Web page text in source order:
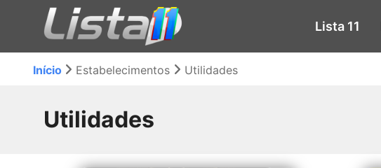
Lista 11
Início Estabelecimentos Utilidades
Utilidades